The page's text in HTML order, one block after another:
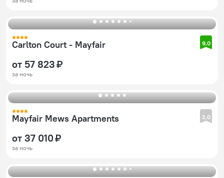
Carlton Court - Mayfair 9,0
от 57 823 ₽
за ночь
Mayfair Mews Apartments 2,0
от 37 010 ₽
за ночь